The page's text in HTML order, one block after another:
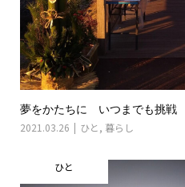
夢をかたちに いつまでも挑戦
2021.03.26 ひと , 暮らし
ひと